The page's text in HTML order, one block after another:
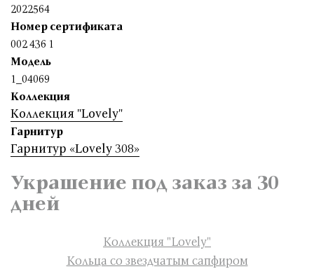
2022564
Номер сертификата
002 436 1
Модель
1_04069
Коллекция
Коллекция "Lovely"
Гарнитур
Гарнитур «Lovely 308»
Украшение под заказ за 30
дней
Коллекция "Lovely"
Кольца со звездчатым сапфиром